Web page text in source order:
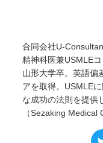
合同会社U-
精神科医兼USMLE
山形大学卒。英語偏
アを取得。USMLE
な成功の法則を提供
（Sezaking Medical